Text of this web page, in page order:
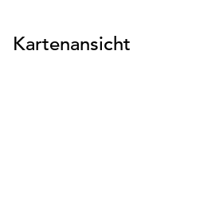
Kartenansicht